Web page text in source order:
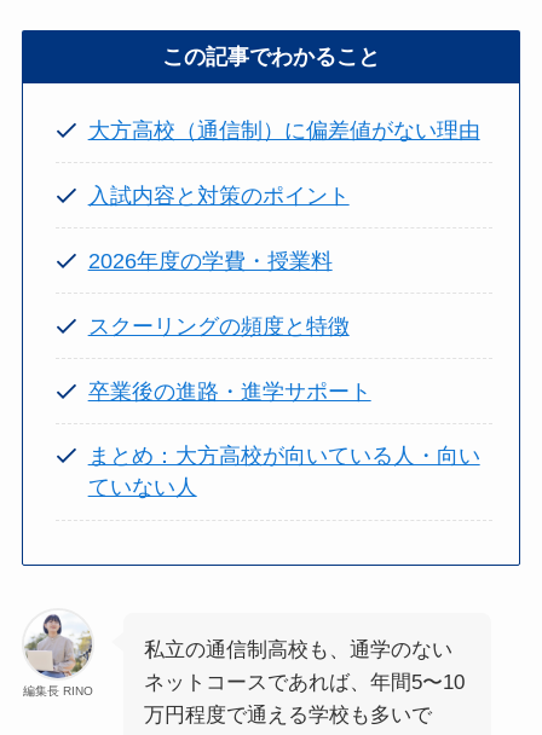
この記事でわかること
大方高校（通信制）に偏差値がない理由
入試内容と対策のポイント
2026年度の学費・授業料
スクーリングの頻度と特徴
卒業後の進路・進学サポート
まとめ：大方高校が向いている人・向い
ていない人
編集長 RINO
私立の通信制高校も、通学のない
ネットコースであれば、年間5〜10
万円程度で通える学校も多いで